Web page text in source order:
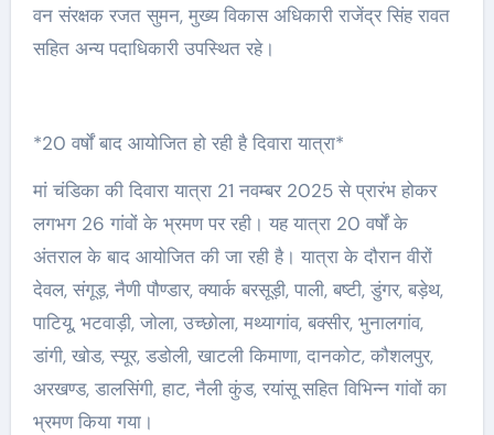
वन संरक्षक रजत सुमन, मुख्य विकास अधिकारी राजेंद्र सिंह रावत
सहित अन्य पदाधिकारी उपस्थित रहे।
*20 वर्षों बाद आयोजित हो रही है दिवारा यात्रा*
मां चंडिका की दिवारा यात्रा 21 नवम्बर 2025 से प्रारंभ होकर
लगभग 26 गांवों के भ्रमण पर रही। यह यात्रा 20 वर्षों के
अंतराल के बाद आयोजित की जा रही है। यात्रा के दौरान वीरों
देवल, संगूड़, नैणी पौण्डार, क्यार्क बरसूड़ी, पाली, बष्टी, डुंगर, बड़ेथ,
पाटियू, भटवाड़ी, जोला, उच्छोला, मथ्यागांव, बक्सीर, भुनालगांव,
डांगी, खोड, स्यूर, डडोली, खाटली किमाणा, दानकोट, कौशलपुर,
अरखण्ड, डालसिंगी, हाट, नैली कुंड, रयांसू सहित विभिन्न गांवों का
भ्रमण किया गया।